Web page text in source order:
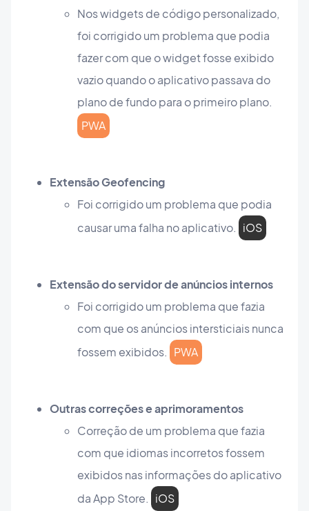
Nos widgets de código personalizado,
foi corrigido um problema que podia
fazer com que o widget fosse exibido
vazio quando o aplicativo passava do
plano de fundo para o primeiro plano.
PWA
Extensão Geofencing
Foi corrigido um problema que podia
causar uma falha no aplicativo. iOS
Extensão do servidor de anúncios internos
Foi corrigido um problema que fazia
com que os anúncios intersticiais nunca
fossem exibidos. PWA
Outras correções e aprimoramentos
Correção de um problema que fazia
com que idiomas incorretos fossem
exibidos nas informações do aplicativo
da App Store. iOS